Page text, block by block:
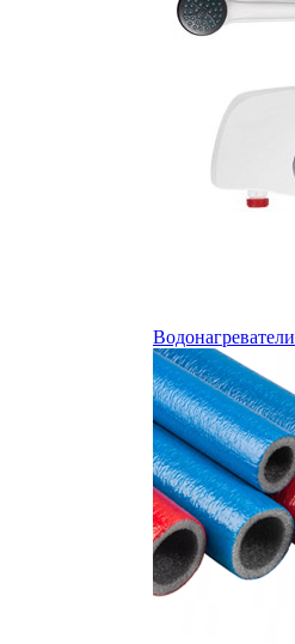
Водонагреватели